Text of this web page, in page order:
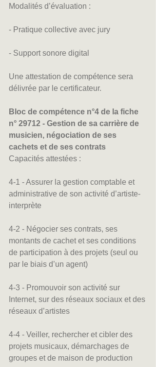
Modalités d’évaluation :
- Pratique collective avec jury
- Support sonore digital
Une attestation de compétence sera
délivrée par le certificateur.
Bloc de compétence n°4 de la fiche
n° 29712 - Gestion de sa carrière de
musicien, négociation de ses
cachets et de ses contrats
Capacités attestées :
4-1 - Assurer la gestion comptable et
administrative de son activité d’artiste-
interprète
4-2 - Négocier ses contrats, ses
montants de cachet et ses conditions
de participation à des projets (seul ou
par le biais d’un agent)
4-3 - Promouvoir son activité sur
Internet, sur des réseaux sociaux et des
réseaux d’artistes
4-4 - Veiller, rechercher et cibler des
projets musicaux, démarchages de
groupes et de maison de production